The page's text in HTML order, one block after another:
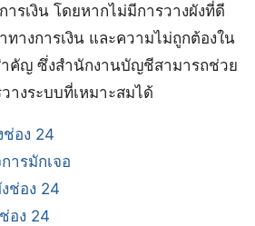
รเงิน โดยหากไม่มีการวางผังที่ดี
ทางการเงิน และความไม่ถูกต้องใน
คัญ ซึ่งสำนักงานบัญชีสามารถช่วย
างระบบที่เหมาะสมได้
อง 24
ารมักเจอ
ช่อง 24
อง 24